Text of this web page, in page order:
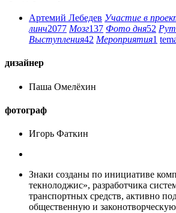
Артемий Лебедев Участие в
линч2077 Мозг137 Фото дня52
Выступления42 Мероприятия1
дизайнер
Паша Омелёхин
фотограф
Игорь Фаткин
Знаки созданы по инициативе
текнолоджис», разработчика
транспортных средств, активно
общественную и